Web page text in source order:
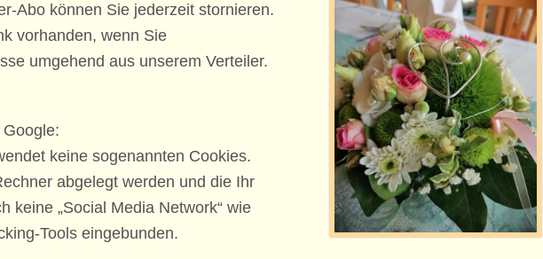
Abo können Sie jederzeit stornieren.
vorhanden, wenn Sie
umgehend aus unserem Verteiler.
keine sogenannten Cookies.
abgelegt werden und die Ihr
keine „Social Media Network“ wie
Tools eingebunden.